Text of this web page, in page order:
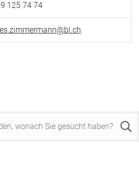
125 74 74